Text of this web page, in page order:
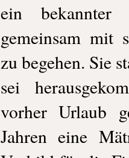
ein bekannter
gemeinsam mit
zu begehen. Sie
sei
vorher Urlaub
Jahren eine